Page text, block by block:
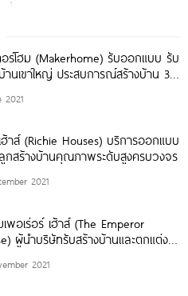
อร์โฮม (Makerhome) รับออกแบบ รับ
านเขาใหญ่ ประสบการณ์สร้างบ้าน 30
2021
ฮ้าส์ (Richie Houses) บริการออกแบบ
กสร้างบ้านคุณภาพระดับสูงครบวงจร
2021
พอเร่อร์ เฮ้าส์ (The Emperor
ผู้นำบริษัทรับสร้างบ้านและตกแต่ง
2021